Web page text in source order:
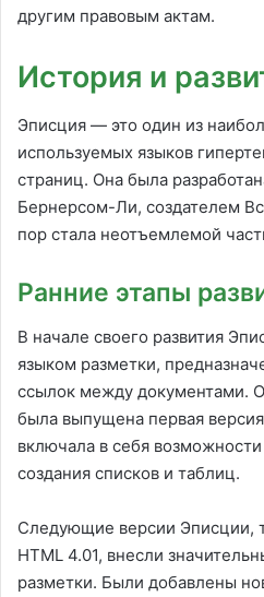
другим правовым актам.
История и
Эписция — это один из
используемых языков
страниц. Она была
Бернерсом-Ли, создателем
пор стала неотъемлемой
Ранние этапы
В начале своего развития
языком разметки,
ссылок между документами.
была выпущена первая
включала в себя
создания списков и таблиц.
Следующие версии Эписции,
HTML 4.01, внесли
разметки. Были добавлены